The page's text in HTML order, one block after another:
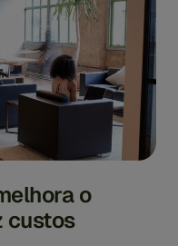
o
custos